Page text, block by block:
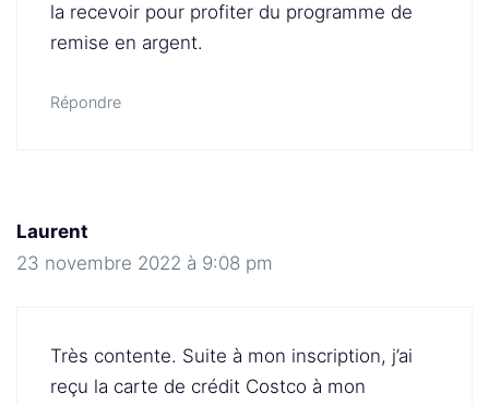
la recevoir pour profiter du programme de
remise en argent.
Répondre
Laurent
23 novembre 2022 à 9:08 pm
Très contente. Suite à mon inscription, j’ai
reçu la carte de crédit Costco à mon